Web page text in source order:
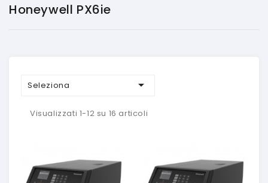
Honeywell PX6ie
Seleziona 
Visualizzati 1-12 su 16 articoli